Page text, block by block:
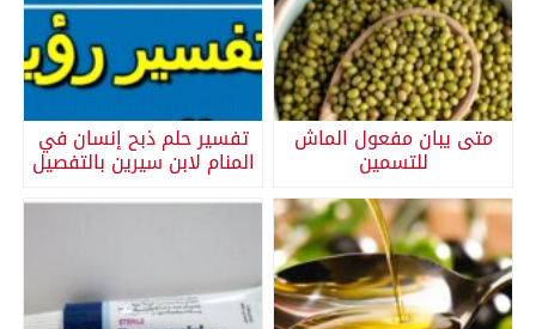
متى يبان مفعول الماش
للتسمين
تفسير حلم ذبح إنسان في
المنام لابن سيرين بالتفصيل